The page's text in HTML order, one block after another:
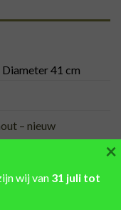
41 cm
– nieuw
wij van 31 juli tot
×